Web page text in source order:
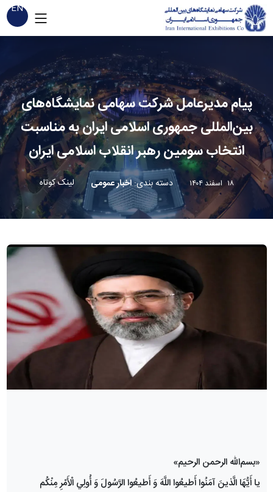
EN
پیام مدیرعامل شرکت سهامی نمایشگاه‌های
بین‌المللی جمهوری اسلامی ایران به مناسبت
انتخاب سومین رهبر انقلاب اسلامی ایران
۱۸ اسفند ۱۴۰۴ دسته بندی:اخبار عمومی لینک کوتاه
«بسم‌الله الرحمن الرحیم»
يا أَيُّهَا الَّذينَ آمَنُوا أَطيعُوا اللَّهَ وَ أَطيعُوا الرَّسُولَ وَ أُولِي الْأَمْرِ مِنْكُم‌